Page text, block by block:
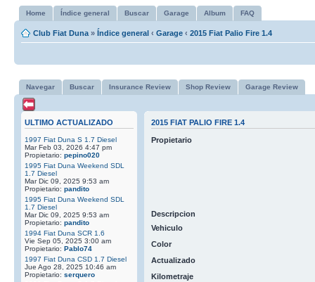
Home Índice general Buscar Garage Album FAQ
Club Fiat Duna » Índice general ‹ Garage ‹ 2015 Fiat Palio Fire 1.4
Navegar Buscar Insurance Review Shop Review Garage Review
ULTIMO ACTUALIZADO
1997 Fiat Duna S 1.7 Diesel
Mar Feb 03, 2026 4:47 pm
Propietario: pepino020
1995 Fiat Duna Weekend SDL
1.7 Diesel
Mar Dic 09, 2025 9:53 am
Propietario: pandito
1995 Fiat Duna Weekend SDL
1.7 Diesel
Mar Dic 09, 2025 9:53 am
Propietario: pandito
1994 Fiat Duna SCR 1.6
Vie Sep 05, 2025 3:00 am
Propietario: Pablo74
1997 Fiat Duna CSD 1.7 Diesel
Jue Ago 28, 2025 10:46 am
Propietario: serquero
2015 FIAT PALIO FIRE 1.4
Propietario
Descripcion
Vehiculo
Color
Actualizado
Kilometraje